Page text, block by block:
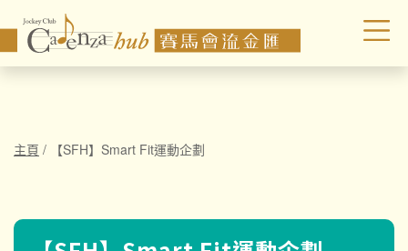
主頁 / 【SFH】Smart Fit運動企劃